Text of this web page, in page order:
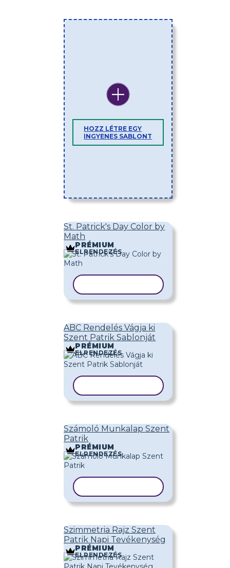
HOZZ LÉTRE EGY
INGYENES SABLONT
St. Patrick's Day Color by
Math
PRÉMIUM
ELRENDEZÉS
ABC Rendelés Vágja ki
Szent Patrik Sablonját
PRÉMIUM
ELRENDEZÉS
Számoló Munkalap Szent
Patrik
PRÉMIUM
ELRENDEZÉS
Szimmetria Rajz Szent
Patrik Napi Tevékenység
PRÉMIUM
ELRENDEZÉS